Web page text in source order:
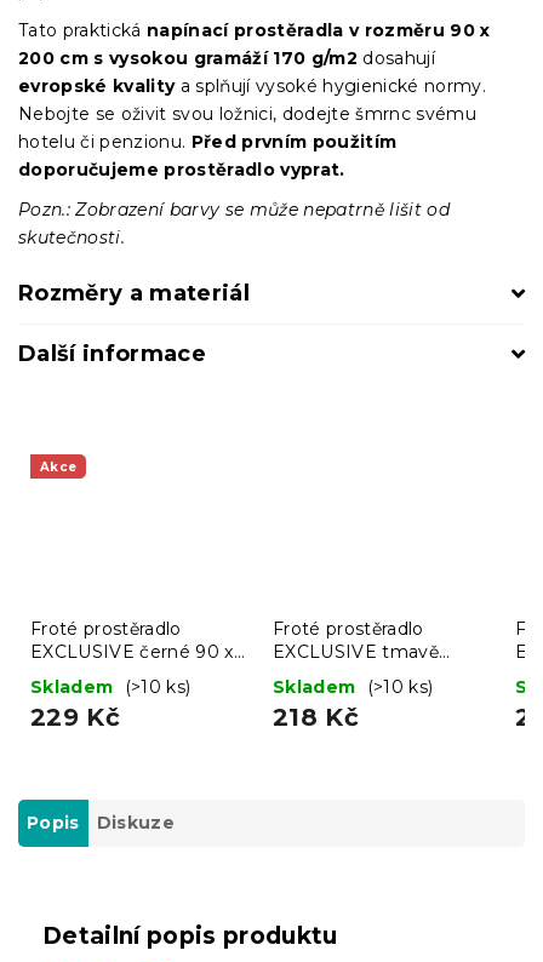
Tato praktická napínací prostěradla v rozměru 90 x
200 cm s vysokou gramáží 170 g/m2 dosahují
evropské kvalitya splňují vysoké hygienické normy.
Nebojte se oživit svou ložnici, dodejte šmrnc svému
hotelu či penzionu. Před prvním použitím
doporučujeme prostěradlo vyprat.
Pozn.: Zobrazení barvy se může nepatrně lišit od
skutečnosti.
Rozměry a materiál
Další informace
Akce
Froté prostěradlo
EXCLUSIVE černé 90 x
200 cm
Skladem (>10 ks)
229 Kč
Froté prostěradlo
EXCLUSIVE tmavě
hnědé 90 x 200 cm
Skladem (>10 ks)
218 Kč
Popis Diskuze
Detailní popis produktu